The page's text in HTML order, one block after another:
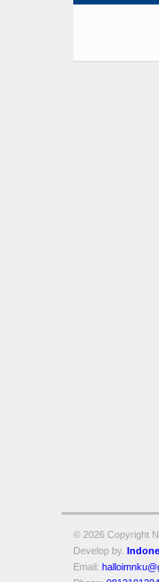
© 2026 Copyright
Develop by.
Email: